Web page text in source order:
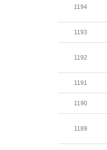
1194
1193
1192
1191
1190
1189